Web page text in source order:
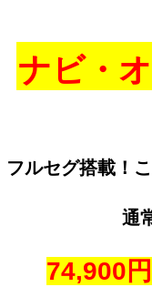
ナビ・
フルセグ搭載！
通
74,900円